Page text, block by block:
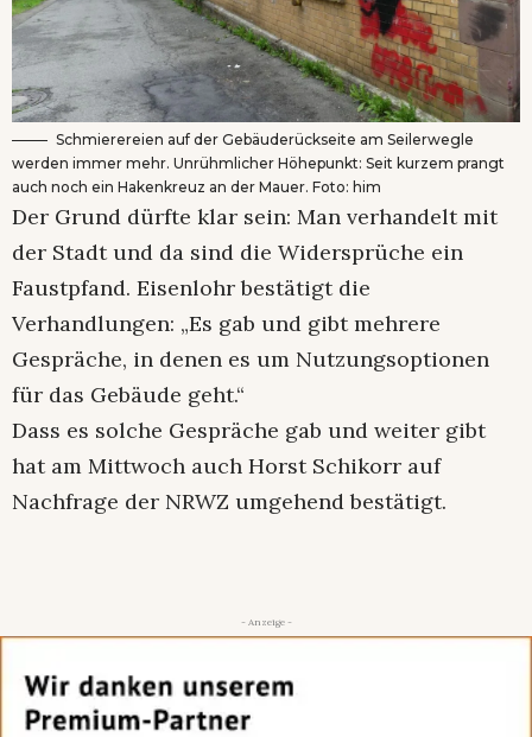
Schmierereien auf der Gebäuderückseite am Seilerwegle
werden immer mehr. Unrühmlicher Höhepunkt: Seit kurzem prangt
auch noch ein Hakenkreuz an der Mauer. Foto: him
Der Grund dürfte klar sein: Man verhandelt mit
der Stadt und da sind die Widersprüche ein
Faustpfand. Eisenlohr bestätigt die
Verhandlungen: „Es gab und gibt mehrere
Gespräche, in denen es um Nutzungsoptionen
für das Gebäude geht.“
Dass es solche Gespräche gab und weiter gibt
hat am Mittwoch auch Horst Schikorr auf
Nachfrage der NRWZ umgehend bestätigt.
- Anzeige -